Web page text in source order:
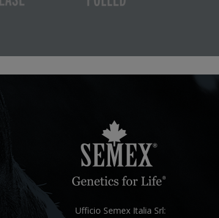
Ufficio Semex Italia Srl: